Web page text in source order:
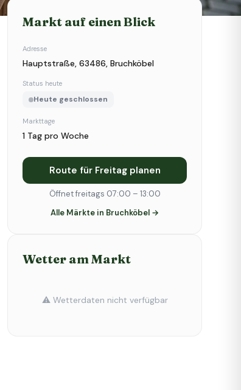
Markt auf einen Blick
Adresse
Hauptstraße, 63486, Bruchköbel
Status heute
Heute geschlossen
Markttage
1 Tag pro Woche
Route für Freitag planen
Öffnet freitags 07:00 – 13:00
Alle Märkte in Bruchköbel →
Wetter am Markt
⚠️ Wetterdaten nicht verfügbar